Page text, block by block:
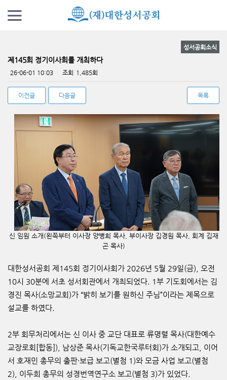
성서공회소식
제145회 정기이사회를 개최하다
페이지 정보
26-06-01 10:03 조회 1,485회
이전글 다음글 목록
신 임원 소개 (왼쪽부터 이사장 양병희 목사, 부이사장 김경원 목사, 회계 김재
곤 목사)
대한성서공회 제 145회 정기이사회가 2026년 5월 29일(금),
오전
10시 30분에 서초 성서회관에서 개최되었다 . 1부 기도회에서는 김
경진 목사(소망교회 )가 “밝히 보기를 원하신 주님”이라는 제목으로
설교를 하였다
2부 회무처리에서는 신 이사 중 교단 대표로 류명렬 목사(대한예수
교장로회 합동 ]), 남상준 목사(기독교한국루터회 )가 소개되고
이어
서 호재민 총무의 출판·보급 보고(별첨 1)와 모금 사업 보고(별첨
2), 이두희 총무의 성경번역연구소 보고(별첨 3)가 있었다